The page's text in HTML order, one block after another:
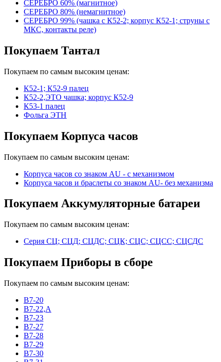
СЕРЕБРО 60% (магнитное)
СЕРЕБРО 80% (немагнитное)
СЕРЕБРО 99% (чашка с К52-2; корпус К52-1; струны с
МКС, контакты реле)
Покупаем Тантал
Покупаем по самым высоким ценам:
К52-1; К52-9 палец
К52-2,ЭТО чашка; корпус К52-9
К53-1 палец
Фольга ЭТН
Покупаем Корпуса часов
Покупаем по самым высоким ценам:
Корпуса часов cо знаком AU - с механизмом
Корпуса часов и браслеты со знаком AU- без механизма
Покупаем Аккумуляторные батареи
Покупаем по самым высоким ценам:
Серия СЦ; СЦД; СЦДС; СЦК; СЦС; СЦСС; СЦСДС
Покупаем Приборы в сборе
Покупаем по самым высоким ценам:
В7-20
В7-22,А
В7-23
В7-27
В7-28
В7-29
В7-30